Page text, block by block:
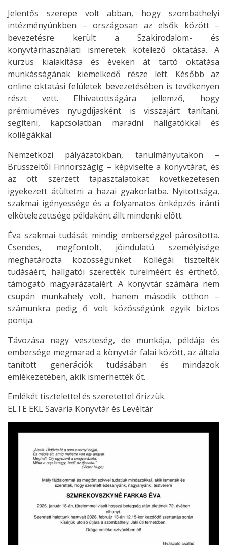
Jelentős szerepe volt abban, hogy szombathelyi
intézményünkben – országosan az elsők között –
bevezetésre került a Szakirodalom- és
könyvtárhasználati ismeretek kötelező oktatása. A
kurzus kialakítása és éveken át tartó oktatása
munkásságának kiemelkedő része lett. Később az
online oktatási felületek bevezetésében is tevékenyen
részt vett. Elhivatottságára jellemző, hogy
prémiuméves nyugdíjasként is visszajárt tanítani,
segíteni, kapcsolatban maradni hallgatókkal és
kollégákkal.
Nemzetközi pályázatokban, tanulmányutakon –
Brüsszeltől Finnországig – képviselte a könyvtárat, és
az ott szerzett tapasztalatokat következetesen
igyekezett átültetni a hazai gyakorlatba. Nyitottsága,
szakmai igényessége és a folyamatos önképzés iránti
elkötelezettsége példaként állt mindenki előtt.
Éva szakmai tudását mindig emberséggel párosította.
Csendes, megfontolt, jóindulatú személyisége
meghatározta közösségünket. Kollégái tisztelték
tudásáért, hallgatói szerették türelméért és érthető,
támogató magyarázataiért. A könyvtár számára nem
csupán munkahely volt, hanem második otthon –
számunkra pedig ő volt közösségünk egyik biztos
pontja.
Távozása nagy veszteség, de munkája, példája és
embersége megmarad a könyvtár falai között, az általa
tanított generációk tudásában és mindazok
emlékezetében, akik ismerhették őt.
Emlékét tisztelettel és szeretettel őrizzük.
ELTE EKL Savaria Könyvtár és Levéltár